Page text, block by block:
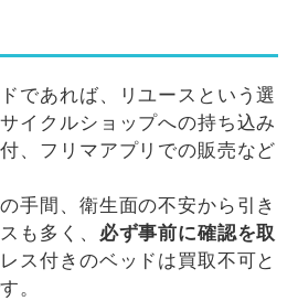
であれば、リユースという選
イクルショップへの持ち込み
、フリマアプリでの販売など
手間、衛生面の不安から引き
も多く、 必ず事前に確認を取
ス付きのベッドは買取不可と
。